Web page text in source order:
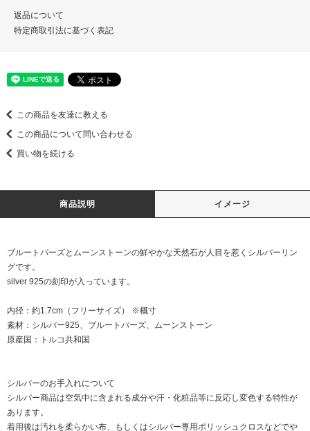
返品について
特定商取引法に基づく表記
この商品を友達に教える
この商品について問い合わせる
買い物を続ける
商品説明 イメージ
ブルートパーズとムーンストーンの鮮やかな天然石が人目を惹くシルバーリン
グです。
silver 925の刻印が入っています。
内径：約1.7cm（フリーサイズ） ※概寸
素材：シルバー925、ブルートパーズ、ムーンストーン
原産国：トルコ共和国
シルバーのお手入れについて
シルバー商品は空気中に含まれる成分や汗・化粧品等に反応し変色する特性が
あります。
着用後は汚れを柔らかい布、もしくはシルバー専用ポリッシュクロスなどでや